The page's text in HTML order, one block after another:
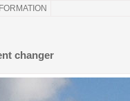
changer